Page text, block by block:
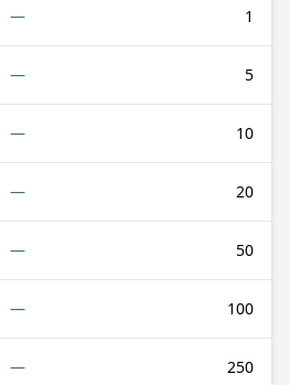
1
—
5
—
10
—
20
—
50
—
100
—
250
—